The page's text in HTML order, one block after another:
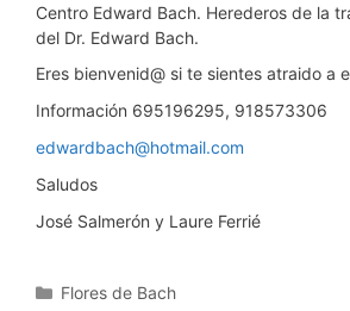
Centro Edward Bach. Herederos de la
del Dr. Edward Bach.
Eres bienvenid@ si te sientes atraido a
Información 695196295, 918573306
edwardbach@hotmail.com
Saludos
José Salmerón y Laure Ferrié
Categorías
Flores de Bach